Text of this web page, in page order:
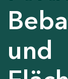
und